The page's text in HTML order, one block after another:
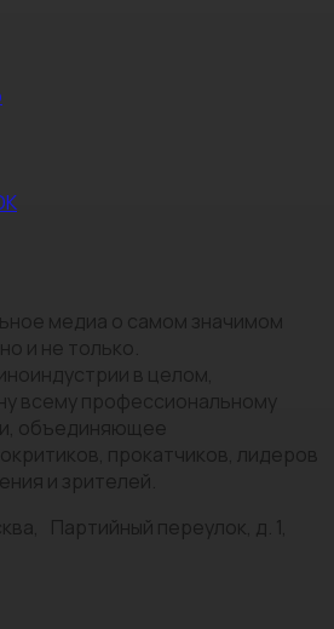
медиа о самом значимом
и не только.
в целом,
всему профессиональному
объединяющее
прокатчиков, лидеров
и зрителей.
Партийный переулок, д. 1,